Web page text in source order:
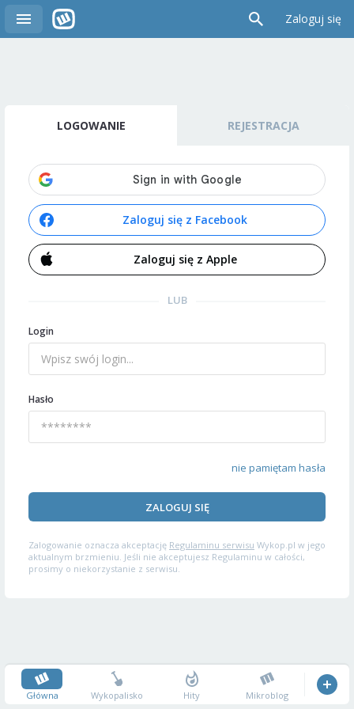
Zaloguj się
LOGOWANIE REJESTRACJA
Zaloguj się z Facebook
Zaloguj się z Apple
LUB
Login
Hasło
nie pamiętam hasła
ZALOGUJ SIĘ
Zalogowanie oznacza akceptację Regulaminu serwisu Wykop.pl w jego
aktualnym brzmieniu. Jeśli nie akceptujesz Regulaminu w całości,
prosimy o niekorzystanie z serwisu.
Główna Wykopalisko Hity Mikroblog